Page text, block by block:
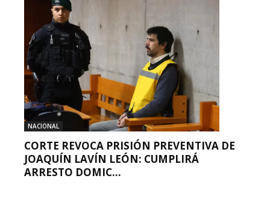
NACIONAL
CORTE REVOCA PRISIÓN PREVENTIVA DE
JOAQUÍN LAVÍN LEÓN: CUMPLIRÁ
ARRESTO DOMIC...